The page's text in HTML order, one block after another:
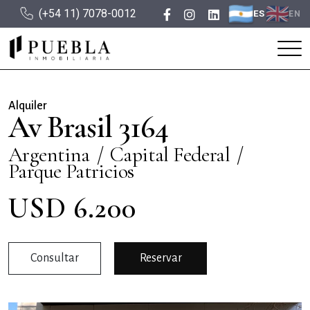
(+54 11) 7078-0012 ES EN
Alquiler
Av Brasil 3164
Argentina Capital Federal
Parque Patricios
USD 6.200
Consultar Reservar